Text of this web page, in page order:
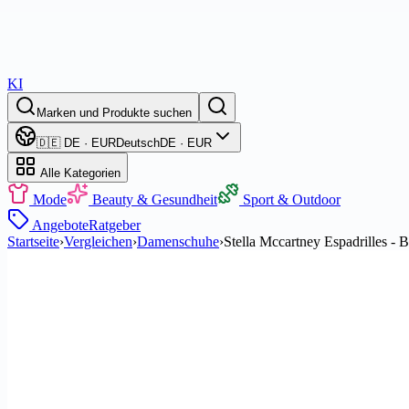
KI
Marken und Produkte suchen
🇩🇪 DE · EURDeutschDE · EUR
Alle Kategorien
Mode Beauty & Gesundheit
Sport & Outdoor
AngeboteRatgeber
Startseite›Vergleichen›Damenschuhe›Stella Mccartney Espadrilles -